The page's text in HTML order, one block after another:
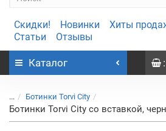
Скидки! Новинки Хиты
Статьи
Отзывы
Каталог
... Ботинки Torvi City
Ботинки Torvi City со вставкой,